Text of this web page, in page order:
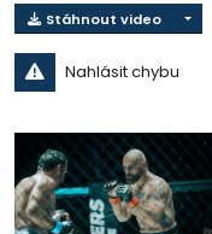
Stáhnout video
Nahlásit chybu